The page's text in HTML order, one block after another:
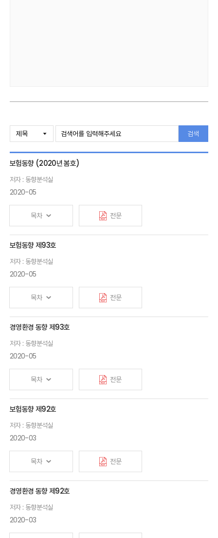
검색
보험동향 (2020년 봄호)
저자 : 동향분석실
2020-05
목차 전문
보험동향 제93호
저자 : 동향분석실
2020-05
목차 전문
경영환경 동향 제93호
저자 : 동향분석실
2020-05
목차 전문
보험동향 제92호
저자 : 동향분석실
2020-03
목차 전문
경영환경 동향 제92호
저자 : 동향분석실
2020-03